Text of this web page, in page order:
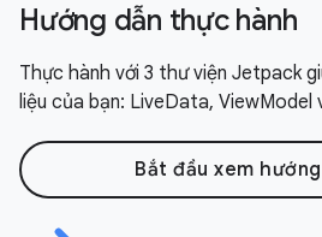
Hướng dẫn thực hành
Thực hành với 3 thư viện Jetpack
liệu của bạn: LiveData, ViewModel
Bắt đầu xem